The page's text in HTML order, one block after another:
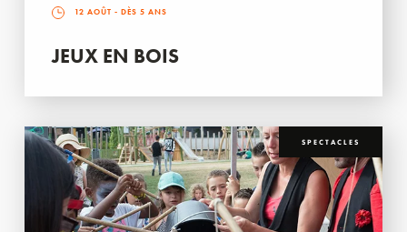
12 AOÛT - DÈS 5 ANS
JEUX EN BOIS
SPECTACLES